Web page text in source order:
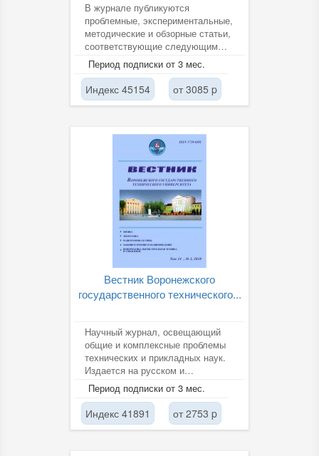
В журнале публикуются
проблемные, экспериментальные,
методические и обзорные статьи,
соответствующие следующим
группам специальностей
научных...
Период подписки от 3 мес.
Индекс 45154 от 3085 p
Вестник Воронежского
государственного технического...
Научный журнал, освещающий
общие и комплексные проблемы
технических и прикладных наук.
Издается на русском и
английском языках.
Период подписки от 3 мес.
Индекс 41891 от 2753 p